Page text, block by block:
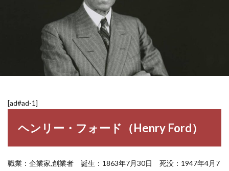
[ad#ad-1]
ヘンリー・フォード（Henry Ford）
職業：企業家,創業者 誕生：1863年7月30日 死没：1947年4月7